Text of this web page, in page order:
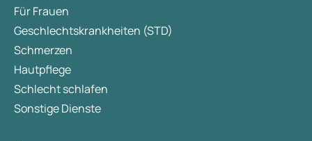
Für Frauen
Geschlechtskrankheiten (STD)
Schmerzen
Hautpflege
Schlecht schlafen
Sonstige Dienste